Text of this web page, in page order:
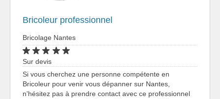
Bricoleur professionnel
Bricolage Nantes
Sur devis
Si vous cherchez une personne compétente en
Bricoleur pour venir vous dépanner sur Nantes,
n'hésitez pas à prendre contact avec ce professionnel